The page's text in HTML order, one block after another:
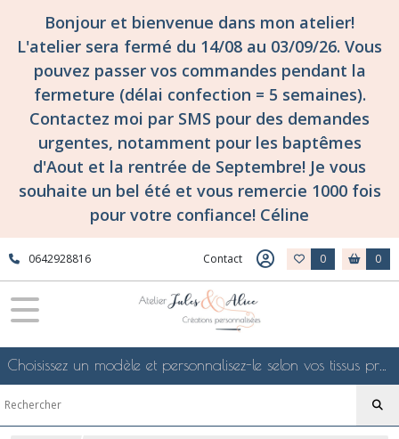
Bonjour et bienvenue dans mon atelier!
L'atelier sera fermé du 14/08 au 03/09/26. Vous
pouvez passer vos commandes pendant la
fermeture (délai confection = 5 semaines).
Contactez moi par SMS pour des demandes
urgentes, notamment pour les baptêmes
d'Aout et la rentrée de Septembre! Je vous
souhaite un bel été et vous remercie 1000 fois
pour votre confiance! Céline
0642928816 Contact 0 0
Choisissez un modèle et personnalisez-le selon vos tissus préférés de mes collections en ligne, je le confectionnerai selon vos souhaits